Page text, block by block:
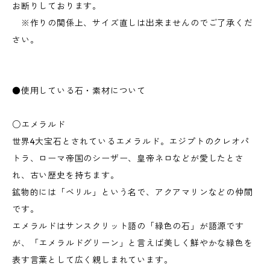
お断りしております。
※作りの関係上、サイズ直しは出来ませんのでご了承くだ
さい。
●使用している石・素材について
○エメラルド
世界4大宝石とされているエメラルド。エジプトのクレオパ
トラ、ローマ帝国のシーザー、皇帝ネロなどが愛したとさ
れ、古い歴史を持ちます。
鉱物的には「ベリル」という名で、アクアマリンなどの仲間
です。
エメラルドはサンスクリット語の「緑色の石」が語源です
が、「エメラルドグリーン」と言えば美しく鮮やかな緑色を
表す言葉として広く親しまれています。